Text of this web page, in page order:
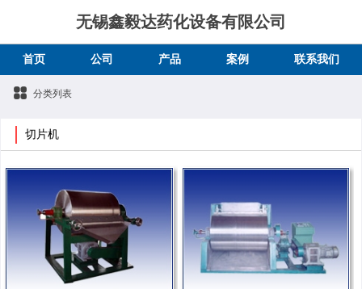
无锡鑫毅达药化设备有限公司
首页 公司 产品 案例 联系我们
分类列表
切片机